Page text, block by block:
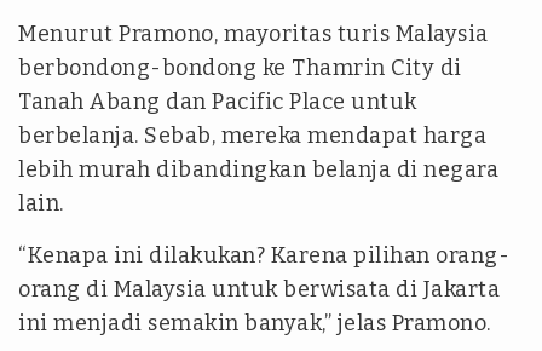
Menurut Pramono, mayoritas turis Malaysia
berbondong-bondong ke Thamrin City di
Tanah Abang dan Pacific Place untuk
berbelanja. Sebab, mereka mendapat harga
lebih murah dibandingkan belanja di negara
lain.
“Kenapa ini dilakukan? Karena pilihan orang-
orang di Malaysia untuk berwisata di Jakarta
ini menjadi semakin banyak,” jelas Pramono.